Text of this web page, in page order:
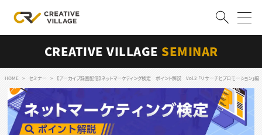
ログイン 会員登録
RECRUIT
CREATIVE VILLAGE SEMINAR
HOME セミナー 【アーカイブ録画配信】ネットマーケティング検定 ポイント解説 Vol.2 「リサーチとプロモーション」編